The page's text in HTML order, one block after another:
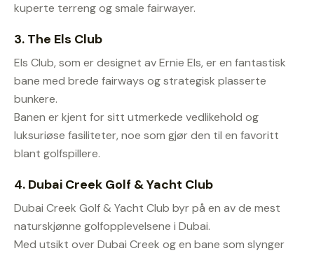
kuperte terreng og smale fairwayer.
3. The Els Club
Els Club, som er designet av Ernie Els, er en fantastisk
bane med brede fairways og strategisk plasserte
bunkere.
Banen er kjent for sitt utmerkede vedlikehold og
luksuriøse fasiliteter, noe som gjør den til en favoritt
blant golfspillere.
4. Dubai Creek Golf & Yacht Club
Dubai Creek Golf & Yacht Club byr på en av de mest
naturskjønne golfopplevelsene i Dubai.
Med utsikt over Dubai Creek og en bane som slynger